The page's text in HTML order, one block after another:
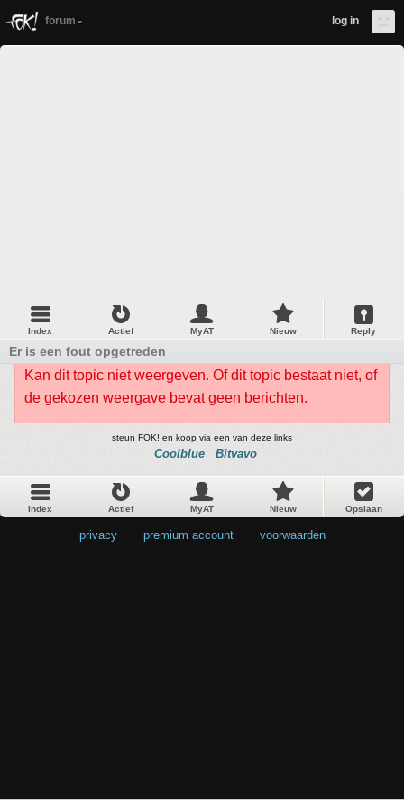
forum log in
Index Actief MyAT Nieuw Reply
Er is een fout opgetreden
Kan dit topic niet weergeven. Of dit topic bestaat niet, of
de gekozen weergave bevat geen berichten.
steun FOK! en koop via een van deze links
Coolblue Bitvavo
Index Actief MyAT Nieuw Opslaan
privacy premium account voorwaarden